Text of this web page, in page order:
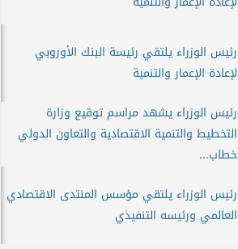
رئيس الوزراء يلتقي رئيسة البنك الأوروبي
لإعادة الإعمار والتنمية
رئيس الوزراء يشهد مراسم توقيع وزارة
التخطيط والتنمية الاقتصادية والتعاون الدولي
خطاب...
رئيس الوزراء يلتقي مؤسس المنتدى الاقتصادي
العالمي ورئيسه التنفيذي